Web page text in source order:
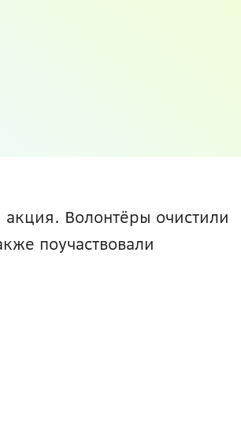
акция. Волонтёры очистили
поучаствовали